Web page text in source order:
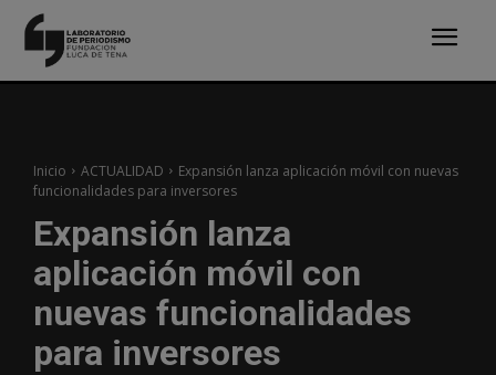
Inicio ACTUALIDAD
Expansión lanza aplicación móvil con nuevas
funcionalidades para inversores
Expansión lanza
aplicación móvil con
nuevas funcionalidades
para inversores